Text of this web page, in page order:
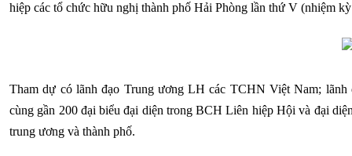
hiệp các tổ chức hữu nghị thành phố Hải Phòng lần thứ V (nhiệm
Tham dự có lãnh đạo Trung ương LH các TCHN Việt Nam;
cùng gần 200 đại biểu đại diện trong BCH Liên hiệp Hội và đại
trung ương và thành phố.